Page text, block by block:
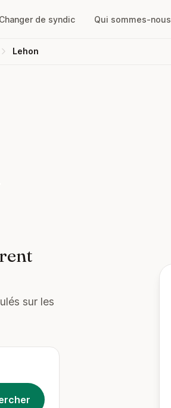
Changer de syndic Qui sommes-nous
Lehon
sur les